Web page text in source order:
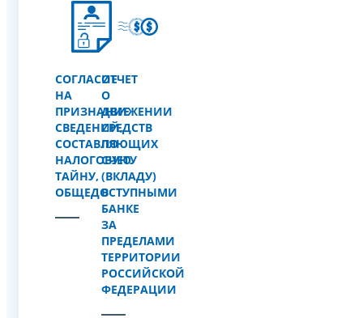
СОГЛАСИЕ
НА
ПРИЗНАНИЕ
СВЕДЕНИЙ,
СОСТАВЛЯЮЩИХ
НАЛОГОВУЮ
ТАЙНУ,
ОБЩЕДОСТУПНЫМИ
ОТЧЕТ
О
ДВИЖЕНИИ
СРЕДСТВ
ПО
СЧЕТУ
(ВКЛАДУ)
В
БАНКЕ
ЗА
ПРЕДЕЛАМИ
ТЕРРИТОРИИ
РОССИЙСКОЙ
ФЕДЕРАЦИИ